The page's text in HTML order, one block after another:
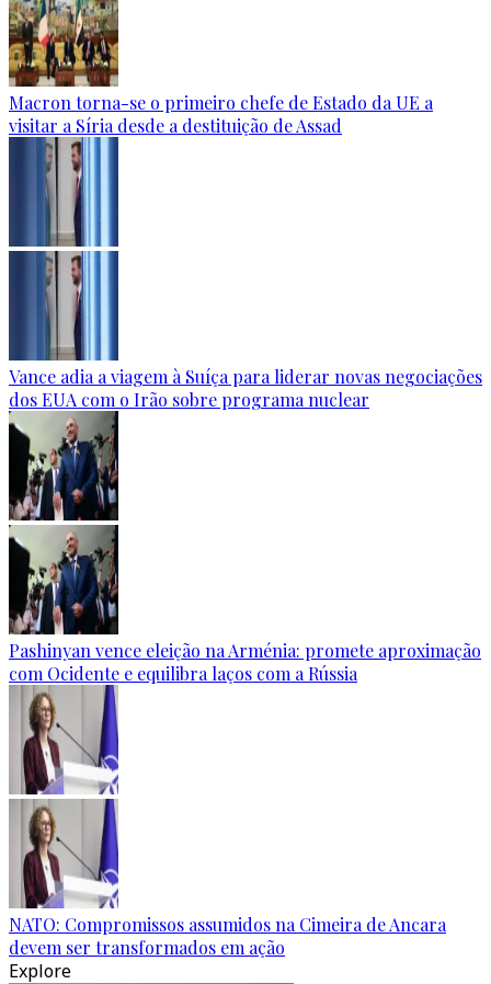
Macron torna-se o primeiro chefe de Estado da UE a
visitar a Síria desde a destituição de Assad
Vance adia a viagem à Suíça para liderar novas negociações
dos EUA com o Irão sobre programa nuclear
Pashinyan vence eleição na Arménia: promete aproximação
com Ocidente e equilibra laços com a Rússia
NATO: Compromissos assumidos na Cimeira de Ancara
devem ser transformados em ação
Explore